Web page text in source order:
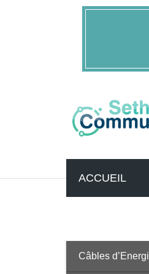
ACCUEIL
Accueil FOLAN
Câbles